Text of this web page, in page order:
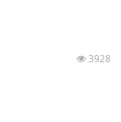
3928